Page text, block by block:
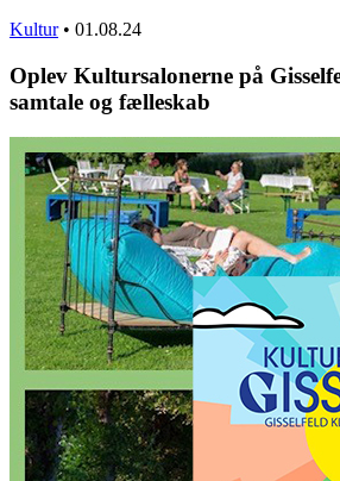
Kultur • 01.08.24
Oplev Kultursalonerne på
samtale og fælleskab